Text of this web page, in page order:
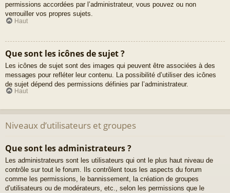
permissions accordées par l’administrateur, vous pouvez ou non
verrouiller vos propres sujets.
Haut
Que sont les icônes de sujet ?
Les icônes de sujet sont des images qui peuvent être associées à des
messages pour refléter leur contenu. La possibilité d’utiliser des icônes
de sujet dépend des permissions définies par l’administrateur.
Haut
Niveaux d’utilisateurs et groupes
Que sont les administrateurs ?
Les administrateurs sont les utilisateurs qui ont le plus haut niveau de
contrôle sur tout le forum. Ils contrôlent tous les aspects du forum
comme les permissions, le bannissement, la création de groupes
d’utilisateurs ou de modérateurs, etc., selon les permissions que le